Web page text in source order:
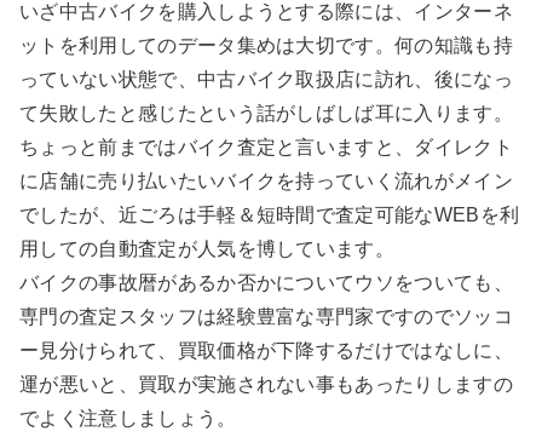
いざ中古バイクを購入しようとする際には、インターネ
ットを利用してのデータ集めは大切です。何の知識も持
っていない状態で、中古バイク取扱店に訪れ、後になっ
て失敗したと感じたという話がしばしば耳に入ります。
ちょっと前まではバイク査定と言いますと、ダイレクト
に店舗に売り払いたいバイクを持っていく流れがメイン
でしたが、近ごろは手軽＆短時間で査定可能なWEBを利
用しての自動査定が人気を博しています。
バイクの事故暦があるか否かについてウソをついても、
専門の査定スタッフは経験豊富な専門家ですのでソッコ
ー見分けられて、買取価格が下降するだけではなしに、
運が悪いと、買取が実施されない事もあったりしますの
でよく注意しましょう。